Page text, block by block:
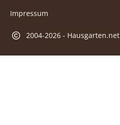
Impressum
2004-2026 - Hausgarten.net